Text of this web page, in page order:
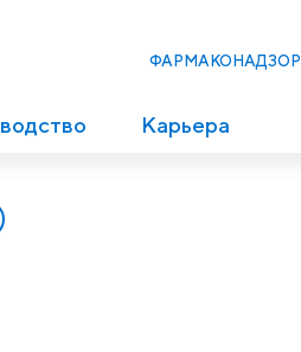
ФАРМАКОНАДЗОР
Карьера